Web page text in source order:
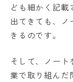
ども細かく記
出てきても、
きるのです。
そして、ノー
業で取り組んだ